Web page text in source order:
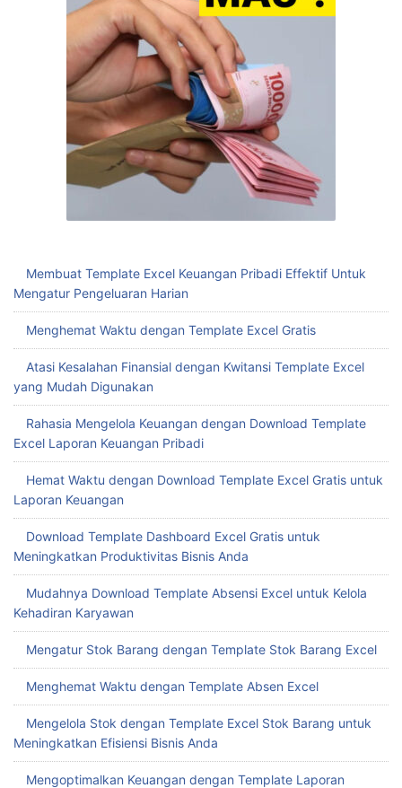
Membuat Template Excel Keuangan Pribadi Effektif Untuk
Mengatur Pengeluaran Harian
Menghemat Waktu dengan Template Excel Gratis
Atasi Kesalahan Finansial dengan Kwitansi Template Excel
yang Mudah Digunakan
Rahasia Mengelola Keuangan dengan Download Template
Excel Laporan Keuangan Pribadi
Hemat Waktu dengan Download Template Excel Gratis untuk
Laporan Keuangan
Download Template Dashboard Excel Gratis untuk
Meningkatkan Produktivitas Bisnis Anda
Mudahnya Download Template Absensi Excel untuk Kelola
Kehadiran Karyawan
Mengatur Stok Barang dengan Template Stok Barang Excel
Menghemat Waktu dengan Template Absen Excel
Mengelola Stok dengan Template Excel Stok Barang untuk
Meningkatkan Efisiensi Bisnis Anda
Mengoptimalkan Keuangan dengan Template Laporan